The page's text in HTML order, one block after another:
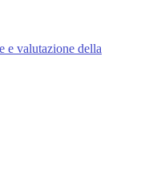
e valutazione della